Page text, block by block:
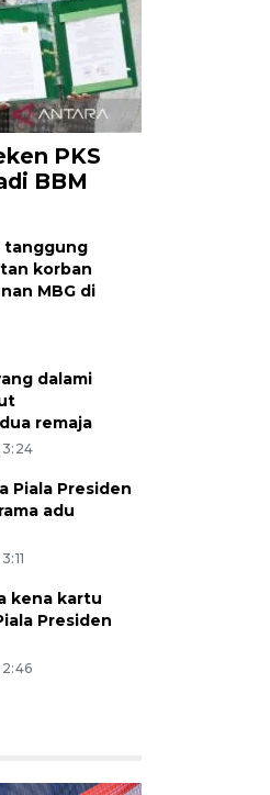
PKS
BBM
tanggung
korban
MBG di
dalami
remaja
Piala Presiden
adu
kena kartu
Presiden